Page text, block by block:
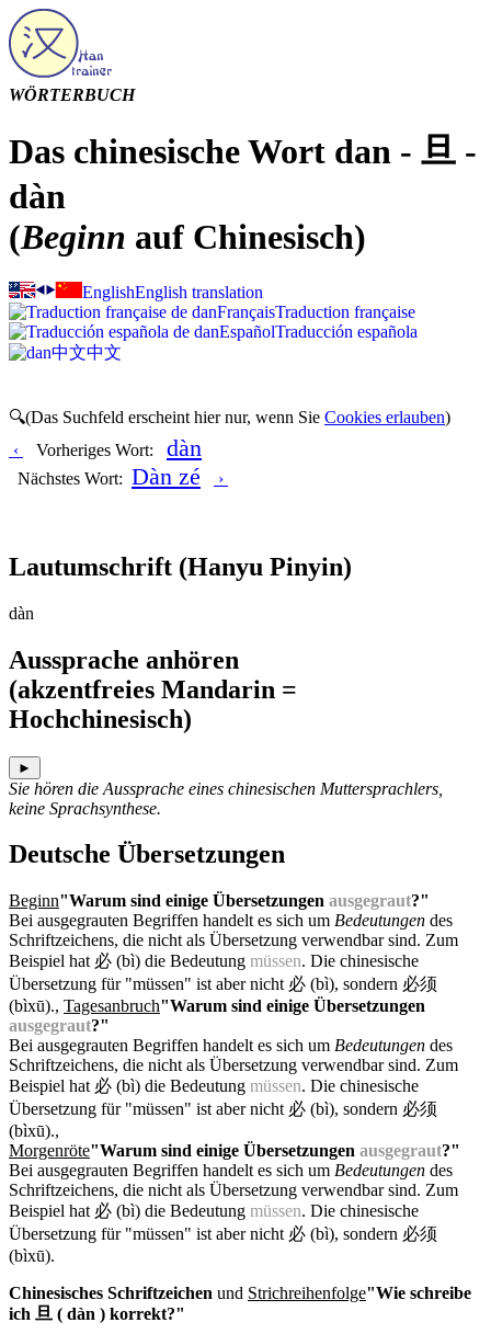
WÖRTERBUCH
Das chinesische Wort dan - 旦 -
dàn
(Beginn auf Chinesisch)
EnglishEnglish translation
FrançaisTraduction française
EspañolTraducción española
中文中文
🔍(Das Suchfeld erscheint hier nur, wenn Sie Cookies erlauben)
‹
Vorheriges Wort: dàn
Nächstes Wort: Dàn zé ›
Lautumschrift (Hanyu Pinyin)
dàn
Aussprache anhören
(akzentfreies Mandarin =
Hochchinesisch)
►
Sie hören die Aussprache eines chinesischen Muttersprachlers,
keine Sprachsynthese.
Deutsche Übersetzungen
Beginn"Warum sind einige Übersetzungen ausgegraut?"
Bei ausgegrauten Begriffen handelt es sich um Bedeutungen des
Schriftzeichens, die nicht als Übersetzung verwendbar sind. Zum
Beispiel hat 必 (bì) die Bedeutung müssen. Die chinesische
Übersetzung für "müssen" ist aber nicht 必 (bì), sondern 必须
(bìxū)., Tagesanbruch"Warum sind einige Übersetzungen
ausgegraut?"
Bei ausgegrauten Begriffen handelt es sich um Bedeutungen des
Schriftzeichens, die nicht als Übersetzung verwendbar sind. Zum
Beispiel hat 必 (bì) die Bedeutung müssen. Die chinesische
Übersetzung für "müssen" ist aber nicht 必 (bì), sondern 必须
(bìxū).,
Morgenröte"Warum sind einige Übersetzungen ausgegraut?"
Bei ausgegrauten Begriffen handelt es sich um Bedeutungen des
Schriftzeichens, die nicht als Übersetzung verwendbar sind. Zum
Beispiel hat 必 (bì) die Bedeutung müssen. Die chinesische
Übersetzung für "müssen" ist aber nicht 必 (bì), sondern 必须
(bìxū).
Chinesisches Schriftzeichen und Strichreihenfolge"Wie schreibe
ich 旦 ( dàn ) korrekt?"